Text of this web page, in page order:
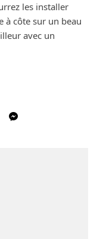
les installer
à côte sur un beau
avec un